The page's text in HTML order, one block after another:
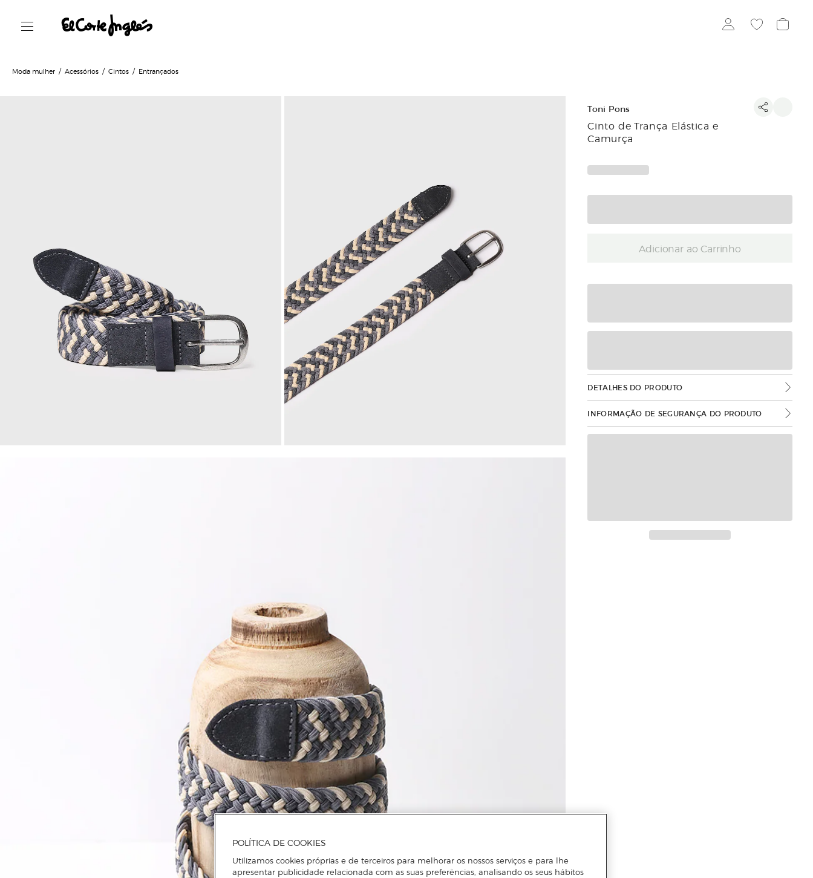
Moda mulher Acessórios Cintos Entrançados
Toni Pons
Cinto de Trança Elástica e
Camurça
Adicionar ao Carrinho
DETALHES DO PRODUTO
INFORMAÇÃO DE SEGURANÇA DO PRODUTO
POLÍTICA DE COOKIES
Utilizamos cookies próprias e de terceiros para melhorar os nossos serviços e para lhe
apresentar publicidade relacionada com as suas preferências, analisando os seus hábitos